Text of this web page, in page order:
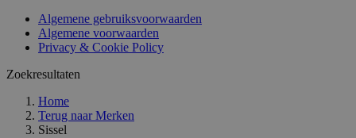
Algemene gebruiksvoorwaarden
Algemene voorwaarden
Privacy & Cookie Policy
Zoekresultaten
Home
Terug naar Merken
Sissel